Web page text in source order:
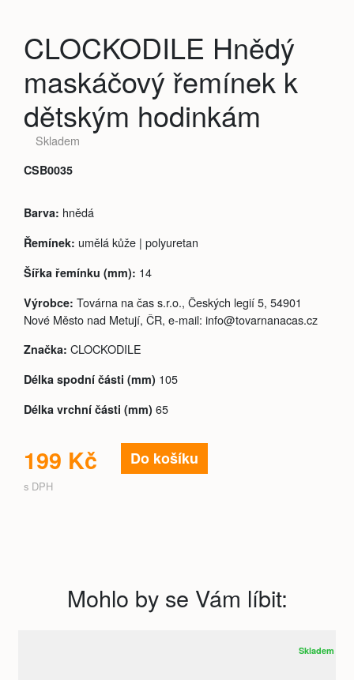
CLOCKODILE Hnědý
maskáčový řemínek k
dětským hodinkám
Skladem
CSB0035
Barva: hnědá
Řemínek: umělá kůže | polyuretan
Šířka řemínku (mm): 14
Výrobce: Továrna na čas s.r.o., Českých legií 5, 54901
Nové Město nad Metují, ČR, e-mail: info@tovarnanacas.cz
Značka: CLOCKODILE
Délka spodní části (mm) 105
Délka vrchní části (mm) 65
199 Kč
s DPH
Do košíku
Mohlo by se Vám líbit:
Skladem